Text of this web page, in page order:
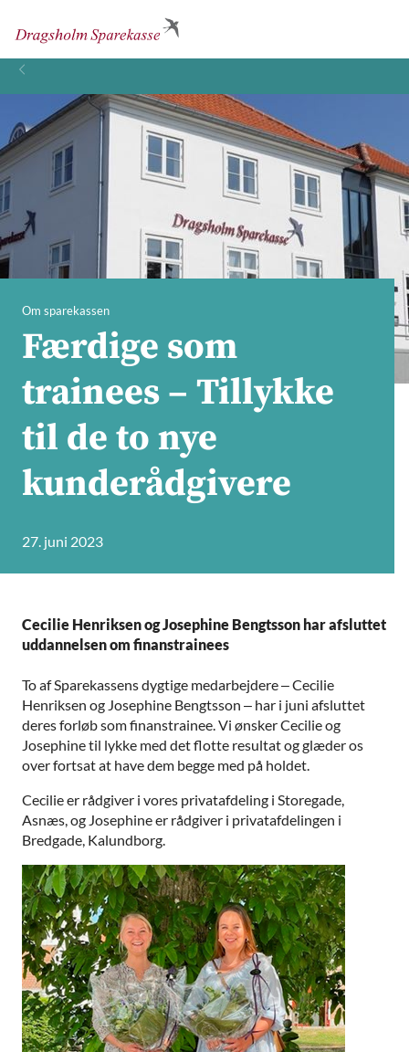
Om sparekassen
Færdige som
trainees – Tillykke
til de to nye
kunderådgivere
27. juni 2023
Cecilie Henriksen og Josephine Bengtsson har afsluttet
uddannelsen om finanstrainees
To af Sparekassens dygtige medarbejdere – Cecilie
Henriksen og Josephine Bengtsson – har i juni afsluttet
deres forløb som finanstrainee. Vi ønsker Cecilie og
Josephine til lykke med det flotte resultat og glæder os
over fortsat at have dem begge med på holdet.
Cecilie er rådgiver i vores privatafdeling i Storegade,
Asnæs, og Josephine er rådgiver i privatafdelingen i
Bredgade, Kalundborg.